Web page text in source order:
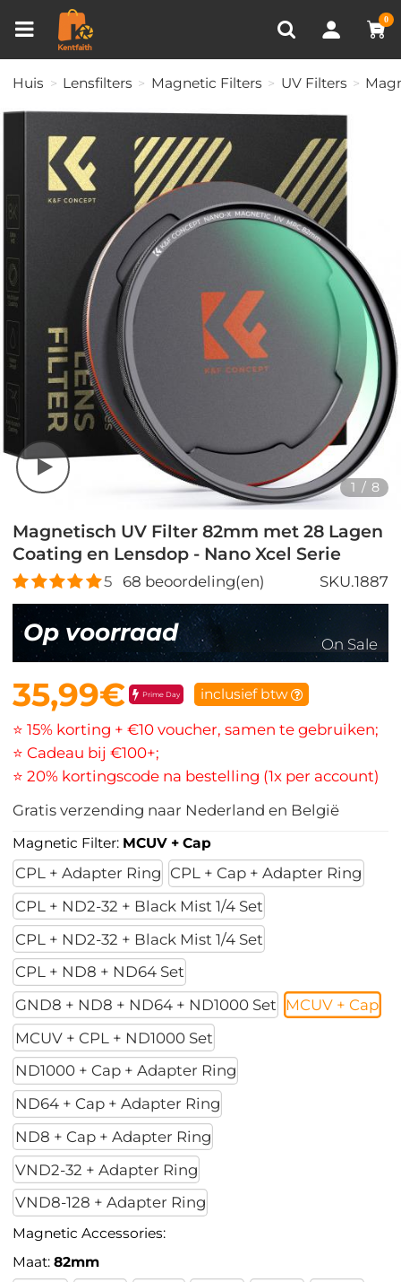
0
RECENT BEKEKEN
Huis Lensfilters Magnetic Filters UV Filters
1 / 8
Magnetisch UV Filter 82mm met 28 Lagen
Coating en Lensdop - Nano Xcel Serie
5 68 beoordeling(en) SKU.1887
Op voorraad On Sale
35,99€ Prime Day inclusief btw
⭐ 15% korting + €10 voucher, samen te gebruiken;
⭐ Cadeau bij €100+;
⭐ 20% kortingscode na bestelling (1x per account)
Gratis verzending naar Nederland en België
Magnetic Filter: MCUV + Cap
CPL + Adapter Ring CPL + Cap + Adapter Ring
CPL + ND2-32 + Black Mist 1/4 Set
CPL + ND2-32 + Black Mist 1/4 Set
CPL + ND8 + ND64 Set
GND8 + ND8 + ND64 + ND1000 Set MCUV + Cap
MCUV + CPL + ND1000 Set
ND1000 + Cap + Adapter Ring
ND64 + Cap + Adapter Ring
ND8 + Cap + Adapter Ring
VND2-32 + Adapter Ring
VND8-128 + Adapter Ring
Magnetic Accessories:
Maat:82mm